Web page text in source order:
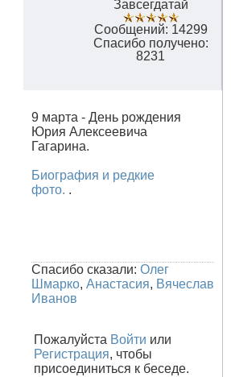
Завсегдатай
Сообщений: 14299
Спасибо получено:
8231
9 марта - День рождения
Юрия Алексеевича
Гагарина.
Биография и редкие
фото. .
Спасибо сказали: Олег
Шмарко, Анастасия, Вячеслав
Иванов
Пожалуйста Войти или
Регистрация, чтобы
присоединиться к беседе.